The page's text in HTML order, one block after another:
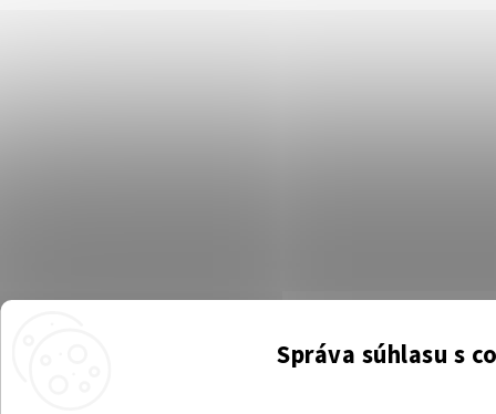
Správa súhlasu s